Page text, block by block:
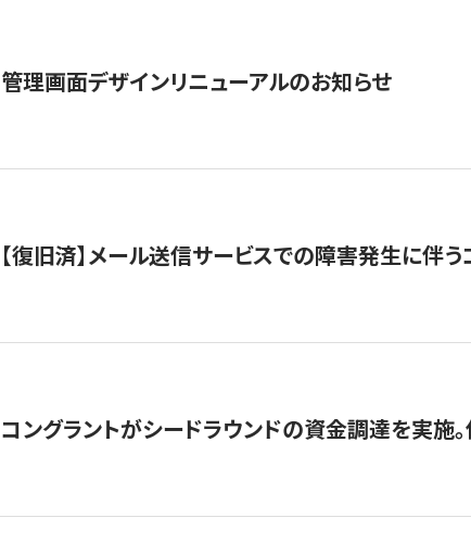
管理画面デザインリニューアルのお知らせ
【復旧済】メール送信サービスでの障害発生に伴
コングラントがシードラウンドの資金調達を実施